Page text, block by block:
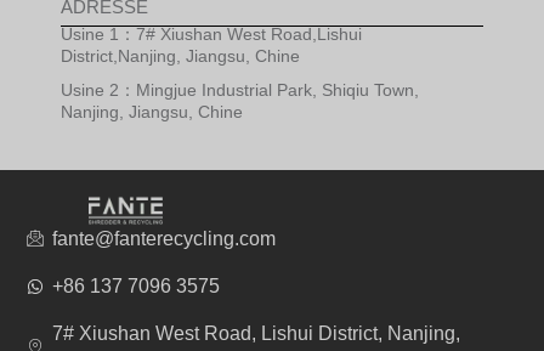
ADRESSE
Usine 1：7# Xiushan West Road,Lishui
District,Nanjing, Jiangsu, Chine
Usine 2：Mingjue Industrial Park, Shiqiu Town,
Nanjing, Jiangsu, Chine
fante@fanterecycling.com
+86 137 7096 3575
7# Xiushan West Road, Lishui District, Nanjing,